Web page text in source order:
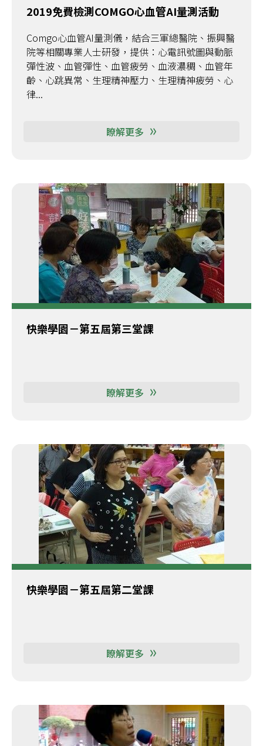
2019免費檢測COMGO心血管AI量測活動
Comgo心血管AI量測儀，結合三軍總醫院、振興醫
院等相關專業人士研發，提供：心電訊號圖與動脈
彈性波、血管彈性、血管疲勞、血液濃稠、血管年
齡、心跳異常、生理精神壓力、生理精神疲勞、心
律...
瞭解更多
快樂學園－第五屆第三堂課
瞭解更多
快樂學園－第五屆第二堂課
瞭解更多